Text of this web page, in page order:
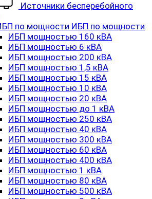
Источники бесперебойного
ИБП по мощности
ИБП мощностью 160 кВА
ИБП мощностью 6 кВА
ИБП мощностью 200 кВА
ИБП мощностью 1,5 кВА
ИБП мощностью 15 кВА
ИБП мощностью 10 кВА
ИБП мощностью 20 кВА
ИБП мощностью до 1 кВА
ИБП мощностью 250 кВА
ИБП мощностью 40 кВА
ИБП мощностью 300 кВА
ИБП мощностью 60 кВА
ИБП мощностью 400 кВА
ИБП мощностью 1 кВА
ИБП мощностью 80 кВА
ИБП мощностью 500 кВА